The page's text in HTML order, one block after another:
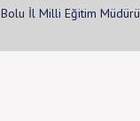
Bolu İl Milli Eğitim Müdürü